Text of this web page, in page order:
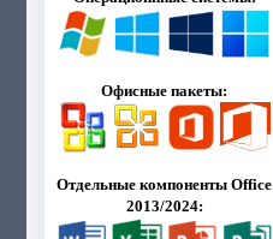
Офисные пакеты:
Отдельные компоненты Office
2013/2024: